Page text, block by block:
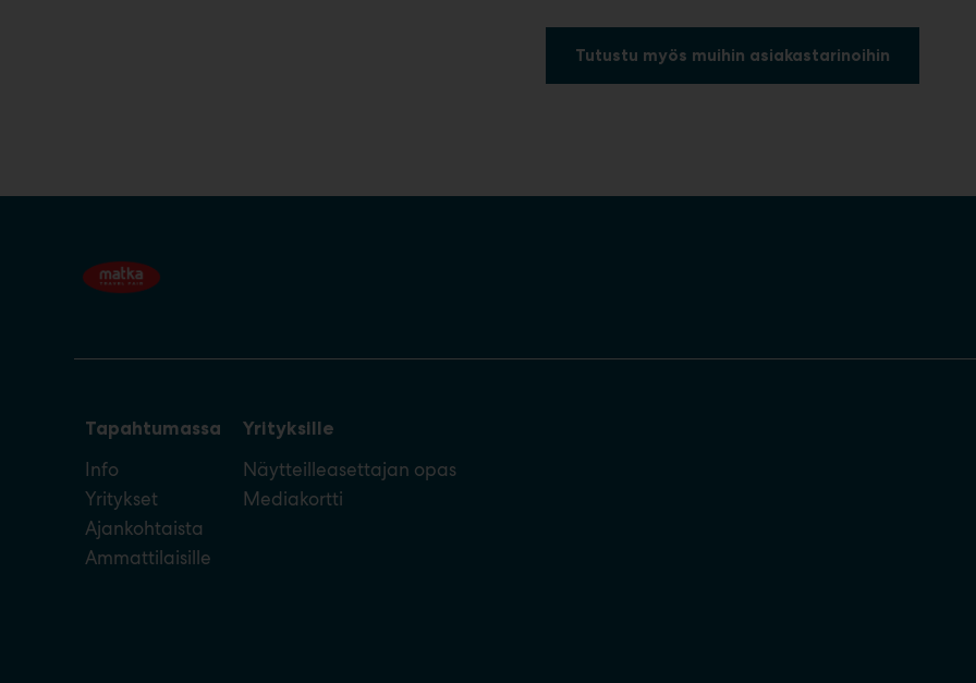
Tutustu myös muihin asiakastarinoihin
Tapahtumassa
Info
Yritykset
Ajankohtaista
Ammattilaisille
Yrityksille
Näytteilleasettajan opas
Mediakortti